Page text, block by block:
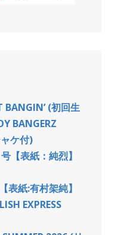
BANGIN’ (初回生
BANGERZ
ケ付)
【表紙：純烈】
表紙:有村架純】
EXPRESS